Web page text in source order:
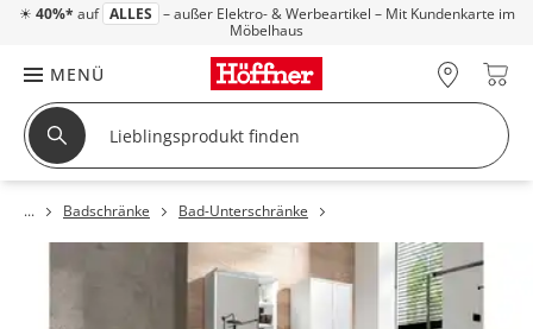
☀ 40%* auf ALLES – außer Elektro- & Werbeartikel – Mit Kundenkarte im
Möbelhaus
MENÜ
Badschränke Bad-Unterschränke